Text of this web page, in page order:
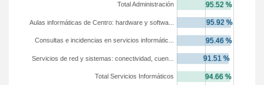
Total Servicios Informáticos
Servicios de red y sistemas: conectividad, cuen...
Consultas e incidencias en servicios informátic...
Aulas informáticas de Centro: hardware y softwa...
Total Administración